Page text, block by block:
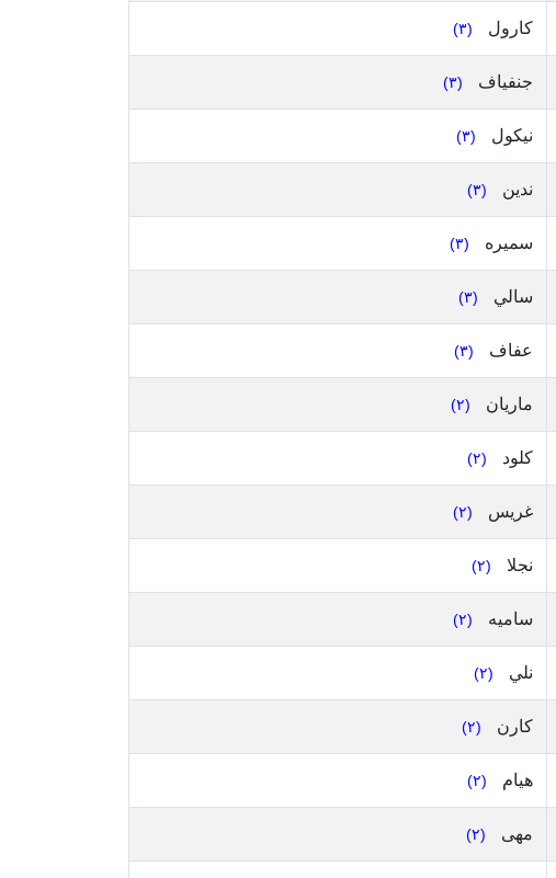
كارول (٣)
جنفياف (٣)
نيكول (٣)
ندين (٣)
سميره (٣)
سالي (٣)
عفاف (٣)
ماريان (٢)
كلود (٢)
غريس (٢)
نجلا (٢)
ساميه (٢)
نلي (٢)
كارن (٢)
هيام (٢)
مهى (٢)